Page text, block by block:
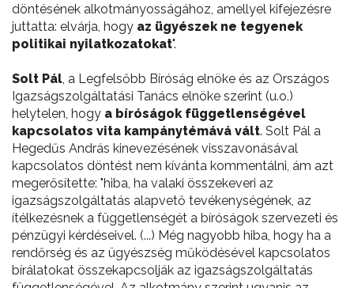
döntésének alkotmányosságához, amellyel kifejezésre
juttatta: elvárja, hogy az ügyészek ne tegyenek
politikai nyilatkozatokat".
Solt Pál, a Legfelsőbb Bíróság elnöke és az Országos
Igazságszolgáltatási Tanács elnöke szerint (u.o.)
helytelen, hogy a bíróságok függetlenségével
kapcsolatos vita kampánytémává vált. Solt Pál a
Hegedűs András kinevezésének visszavonásával
kapcsolatos döntést nem kívánta kommentálni, ám azt
megerősítette: "hiba, ha valaki összekeveri az
igazságszolgáltatás alapvető tevékenységének, az
ítélkezésnek a függetlenségét a bíróságok szervezeti és
pénzügyi kérdéseivel. (...) Még nagyobb hiba, hogy ha a
rendőrség és az ügyészség működésével kapcsolatos
bírálatokat összekapcsolják az igazságszolgáltatás